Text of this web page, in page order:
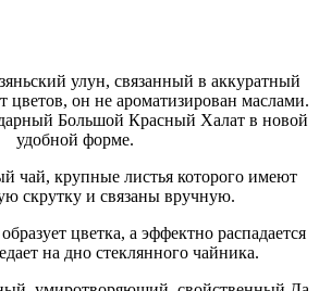
улун, связанный в аккуратный
цветов, он не ароматизирован маслами.
Большой Красный Халат в новой
удобной форме.
чай, крупные листья которого имеют
скрутку и связаны вручную.
цветка, а эффектно распадается
на дно стеклянного чайника.